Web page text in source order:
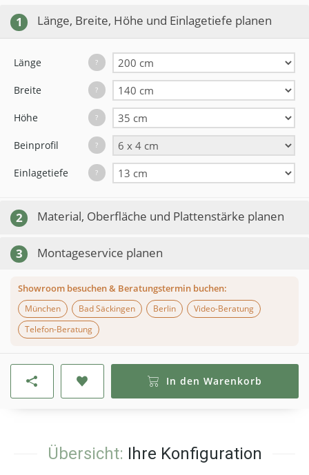
1 Länge, Breite, Höhe und Einlagetiefe planen
Länge ?
Breite ?
Höhe ?
Beinprofil ?
Einlagetiefe ?
2 Material, Oberfläche und Plattenstärke planen
3 Montageservice planen
Showroom besuchen & Beratungstermin buchen:
München
Bad Säckingen Berlin
Video-Beratung
Telefon-Beratung
In den Warenkorb
Übersicht: Ihre Konfiguration